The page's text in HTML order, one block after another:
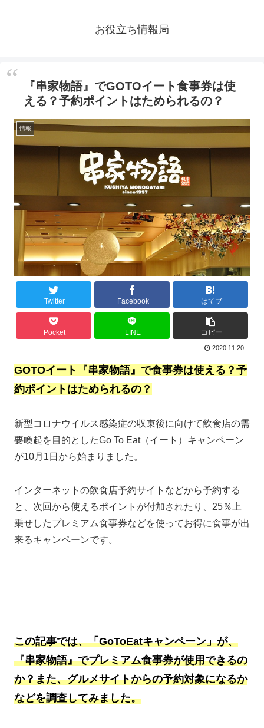
お役立ち情報局
『串家物語』でGOTOイート食事券は使
える？予約ポイントはためられるの？
情報
Twitter Facebook はてブ
Pocket LINE コピー
2020.11.20
GOTOイート『串家物語』で食事券は使える？予
約ポイントはためられるの？
新型コロナウイルス感染症の収束後に向けて飲食店の需
要喚起を目的としたGo To Eat（イート）キャンペーン
が10月1日から始まりました。
インターネットの飲食店予約サイトなどから予約する
と、次回から使えるポイントが付加されたり、25％上
乗せしたプレミアム食事券などを使ってお得に食事が出
来るキャンペーンです。
この記事では、「GoToEatキャンペーン」が、
『串家物語』でプレミアム食事券が使用できるの
か？また、グルメサイトからの予約対象になるか
などを調査してみました。